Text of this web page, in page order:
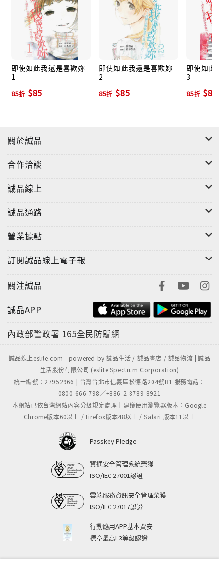
即使如此我還是喜歡妳
1
85折 $85
即使如此我還是喜歡妳
2
85折 $85
即使如此
3
85折 $85
關於誠品
合作洽談
誠品線上
誠品通路
營業據點
訂閱誠品線上電子報
關注誠品
誠品APP
內政部警政署 165全民防騙網
誠品線上eslite.com - powered by 誠品生活 / 誠品書店 / 誠品物流 | 誠品
生活股份有限公司 (eslite Spectrum Corporation)
統一編號：27952966 | 台灣台北市信義區松德路204號B1 服務電話：
0800-666-798／+886-2-8789-8921
本網站已依台灣網站內容分級規定處理｜建議使用瀏覽器版本：Google
Chrome版本60以上 / Firefox版本48以上 / Safari 版本11以上
Passkey Pledge
資通安全管理系統榮獲
ISO/IEC 27001認證
雲端服務資訊安全管理榮獲
ISO/IEC 27017認證
行動應用APP基本資安
標章最高L3等級認證